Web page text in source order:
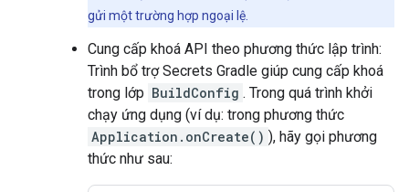
gửi một trường hợp ngoại lệ.
Cung cấp khoá API theo phương thức lập trình:
Trình bổ trợ Secrets Gradle giúp cung cấp khoá
trong lớp BuildConfig . Trong quá trình khởi
chạy ứng dụng (ví dụ: trong phương thức
Application.onCreate() ), hãy gọi phương
thức như sau: